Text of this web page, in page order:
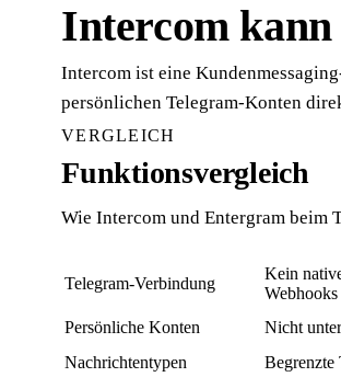
Intercom kann
Intercom ist eine
persönlichen Telegram-Konten
VERGLEICH
Funktionsvergleich
Wie Intercom und Entergram beim
Telegram-Verbindung
Kein
Webhooks
Persönliche Konten Nicht
Nachrichtentypen
Begrenzte